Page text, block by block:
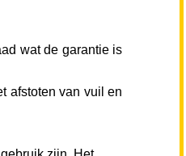
wat de garantie is
afstoten van vuil en